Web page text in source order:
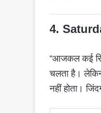
4.
“आजकल कई
चलता है।
नहीं होता।